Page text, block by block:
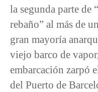
la segunda parte de
rebaño” al más de
gran mayoría
viejo barco de
embarcación zarpó
del Puerto de